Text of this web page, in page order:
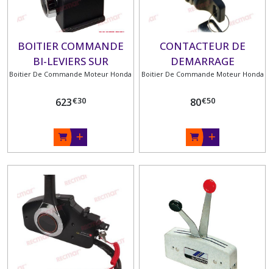
BOITIER COMMANDE
BI-LEVIERS SUR
PUPITRE 06240-ZW5-
Boitier De Commande Moteur Honda
623€30
CONTACTEUR DE
DEMARRAGE
Boitier De Commande Moteur Honda
80€50